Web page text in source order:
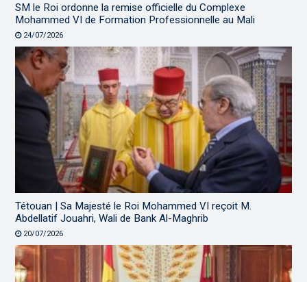
SM le Roi ordonne la remise officielle du Complexe
Mohammed VI de Formation Professionnelle au Mali
24/07/2026
Tétouan | Sa Majesté le Roi Mohammed VI reçoit M.
Abdellatif Jouahri, Wali de Bank Al-Maghrib
20/07/2026